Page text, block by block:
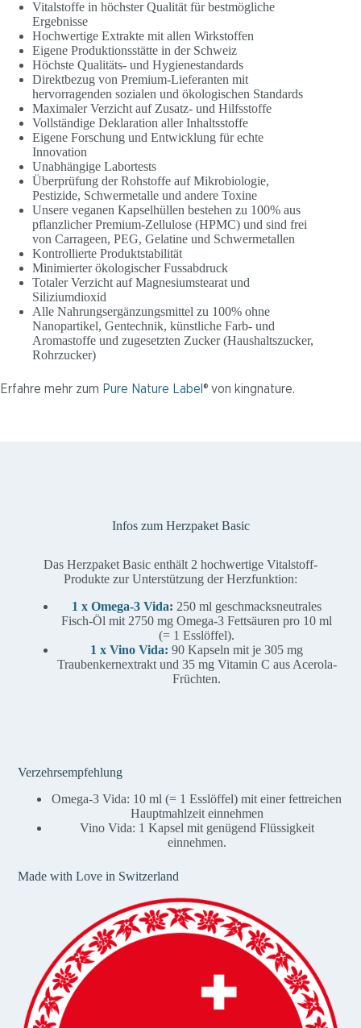
Vitalstoffe in höchster Qualität für bestmögliche
Ergebnisse
Hochwertige Extrakte mit allen Wirkstoffen
Eigene Produktionsstätte in der Schweiz
Höchste Qualitäts- und Hygienestandards
Direktbezug von Premium-Lieferanten mit
hervorragenden sozialen und ökologischen Standards
Maximaler Verzicht auf Zusatz- und Hilfsstoffe
Vollständige Deklaration aller Inhaltsstoffe
Eigene Forschung und Entwicklung für echte
Innovation
Unabhängige Labortests
Überprüfung der Rohstoffe auf Mikrobiologie,
Pestizide, Schwermetalle und andere Toxine
Unsere veganen Kapselhüllen bestehen zu 100% aus
pflanzlicher Premium-Zellulose (HPMC) und sind frei
von Carrageen, PEG, Gelatine und Schwermetallen
Kontrollierte Produktstabilität
Minimierter ökologischer Fussabdruck
Totaler Verzicht auf Magnesiumstearat und
Siliziumdioxid
Alle Nahrungsergänzungsmittel zu 100% ohne
Nanopartikel, Gentechnik, künstliche Farb- und
Aromastoffe und zugesetzten Zucker (Haushaltszucker,
Rohrzucker)
Erfahre mehr zum Pure Nature Label ® von kingnature.
Infos zum Herzpaket Basic
Das Herzpaket Basic enthält 2 hochwertige Vitalstoff-
Produkte zur Unterstützung der Herzfunktion:
1 x Omega-3 Vida: 250 ml geschmacksneutrales
Fisch-Öl mit 2750 mg Omega-3 Fettsäuren pro 10 ml
(= 1 Esslöffel).
1 x Vino Vida: 90 Kapseln mit je 305 mg
Traubenkernextrakt und 35 mg Vitamin C aus Acerola-
Früchten.
Verzehrsempfehlung
Omega-3 Vida: 10 ml (= 1 Esslöffel) mit einer fettreichen
Hauptmahlzeit einnehmen
Vino Vida: 1 Kapsel mit genügend Flüssigkeit
einnehmen.
Made with Love in Switzerland